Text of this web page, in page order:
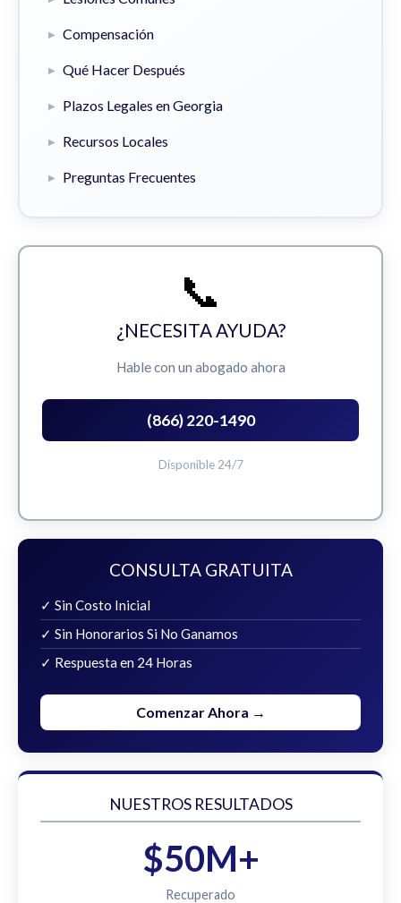
Compensación
Qué Hacer Después
Plazos Legales en Georgia
Recursos Locales
Preguntas Frecuentes
📞
¿NECESITA AYUDA?
Hable con un abogado ahora
(866) 220-1490
Disponible 24/7
CONSULTA GRATUITA
✓ Sin Costo Inicial
✓ Sin Honorarios Si No Ganamos
✓ Respuesta en 24 Horas
Comenzar Ahora →
NUESTROS RESULTADOS
$50M+
Recuperado